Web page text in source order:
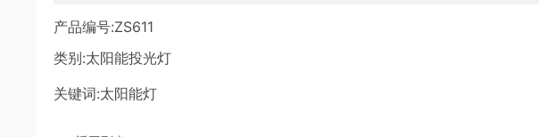
产品编号:ZS611
类别:太阳能投光灯
关键词:太阳能灯